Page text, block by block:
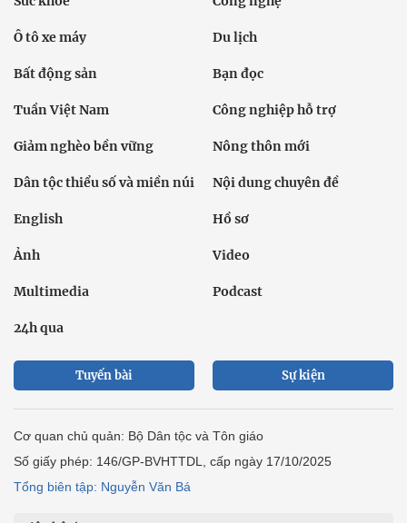
Ô tô xe máy Du lịch
Bất động sản Bạn đọc
Tuần Việt Nam Công nghiệp hỗ trợ
Giảm nghèo bền vững Nông thôn mới
Dân tộc thiểu số và miền núi Nội dung chuyên đề
English Hồ sơ
Ảnh Video
Multimedia Podcast
24h qua
Tuyến bài Sự kiện
Cơ quan chủ quản: Bộ Dân tộc và Tôn giáo
Số giấy phép: 146/GP-BVHTTDL, cấp ngày 17/10/2025
Tổng biên tập: Nguyễn Văn Bá